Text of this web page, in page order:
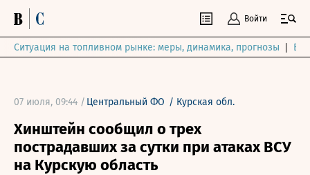
Войти
Ситуация на топливном рынке: меры, динамика, прогнозы
07 июля, 09:44 / Центральный ФО / Курская обл.
Хинштейн сообщил о трех
пострадавших за сутки при атаках ВСУ
на Курскую область